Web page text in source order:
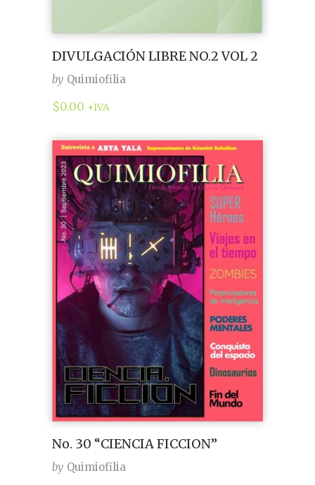
DIVULGACIÓN LIBRE NO.2 VOL 2
by Quimiofilia
$0.00 +IVA
No. 30 “CIENCIA FICCION”
by Quimiofilia